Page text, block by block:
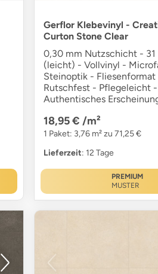
Gerflor Klebevinyl -
Curton Stone Clear
0,30 mm Nutzschicht - 31
(leicht) - Vollvinyl -
Steinoptik -
Rutschfest - Pflegeleicht -
Authentisches
18,95 € /m²
1 Paket: 3,76 m² zu 71,25 €
Lieferzeit: 12 Tage
PREMIUM
MUSTER